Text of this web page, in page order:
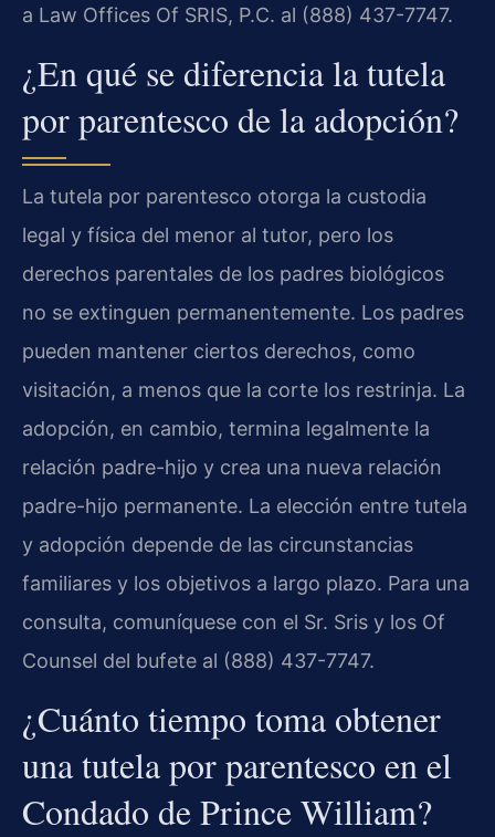
a Law Offices Of SRIS, P.C. al (888) 437-7747.
¿En qué se diferencia la tutela
por parentesco de la adopción?
La tutela por parentesco otorga la custodia
legal y física del menor al tutor, pero los
derechos parentales de los padres biológicos
no se extinguen permanentemente. Los padres
pueden mantener ciertos derechos, como
visitación, a menos que la corte los restrinja. La
adopción, en cambio, termina legalmente la
relación padre-hijo y crea una nueva relación
padre-hijo permanente. La elección entre tutela
y adopción depende de las circunstancias
familiares y los objetivos a largo plazo. Para una
consulta, comuníquese con el Sr. Sris y los Of
Counsel del bufete al (888) 437-7747.
¿Cuánto tiempo toma obtener
una tutela por parentesco en el
Condado de Prince William?